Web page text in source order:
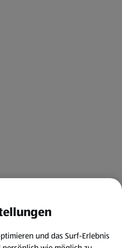
und das Surf-Erlebnis